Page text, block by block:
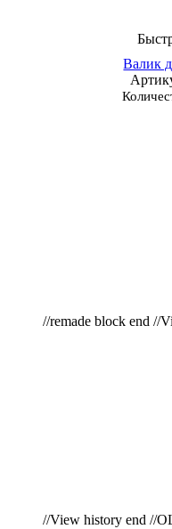
Валик
//remade block end //
//View history end //